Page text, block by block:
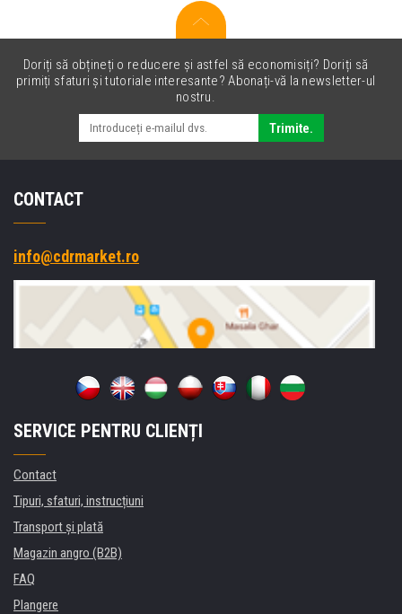
Doriți să obțineți o reducere și astfel să economisiți? Doriți să
primiți sfaturi și tutoriale interesante? Abonați-vă la newsletter-ul
nostru.
Trimite.
CONTACT
info@cdrmarket.ro
SERVICE PENTRU CLIENȚI
Contact
Tipuri, sfaturi, instrucțiuni
Transport şi plată
Magazin angro (B2B)
FAQ
Plangere